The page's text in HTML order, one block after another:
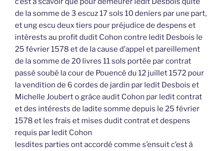
de la somme de 3 escuz 17 sols 10 deniers par une part,
et ung escu deux tiers pour préjudice de despens et
intérests au profit dudit Cohon contre ledit Desbois le
25 février 1578 et de la cause d’appel et pareillement
de la somme de 20 livres 11 sols portée par contrat
passé soubé la cour de Pouencé du 12 juillet 1572 pour
la vendition de 6 cordes de jardin par ledit Desbois et
Michelle Joubert o grâce audit Cohon par ledit contrat
et des intérests de ladite somme depuis le 25 février
1578 et les frais et mises dudit contrat et despens
requis par ledit Cohon
lesdites parties ont accordé comme s’ensuit c’est à